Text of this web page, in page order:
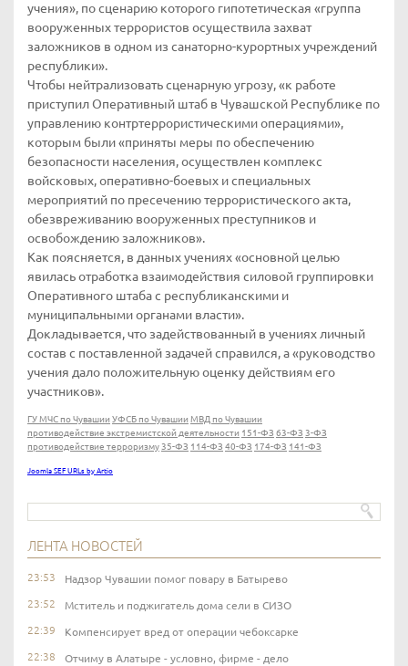
учения», по сценарию которого гипотетическая «группа
вооруженных террористов осуществила захват
заложников в одном из санаторно-курортных учреждений
республики».
Чтобы нейтрализовать сценарную угрозу, «к работе
приступил Оперативный штаб в Чувашской Республике по
управлению контртеррористическими операциями»,
которым были «приняты меры по обеспечению
безопасности населения, осуществлен комплекс
войсковых, оперативно-боевых и специальных
мероприятий по пресечению террористического акта,
обезвреживанию вооруженных преступников и
освобождению заложников».
Как поясняется, в данных учениях «основной целью
явилась отработка взаимодействия силовой группировки
Оперативного штаба с республиканскими и
муниципальными органами власти».
Докладывается, что задействованный в учениях личный
состав с поставленной задачей справился, а «руководство
учения дало положительную оценку действиям его
участников».
ГУ МЧС по Чувашии УФСБ по Чувашии МВД по Чувашии
противодействие экстремистской деятельности 151-ФЗ 63-ФЗ 3-ФЗ
противодействие терроризму 35-ФЗ 114-ФЗ 40-ФЗ 174-ФЗ 141-ФЗ
Joomla SEF URLs by Artio
ЛЕНТА НОВОСТЕЙ
23:53 Надзор Чувашии помог повару в Батырево
23:52 Мститель и поджигатель дома сели в СИЗО
22:39 Компенсирует вред от операции чебоксарке
22:38 Отчиму в Алатыре - условно, фирме - дело